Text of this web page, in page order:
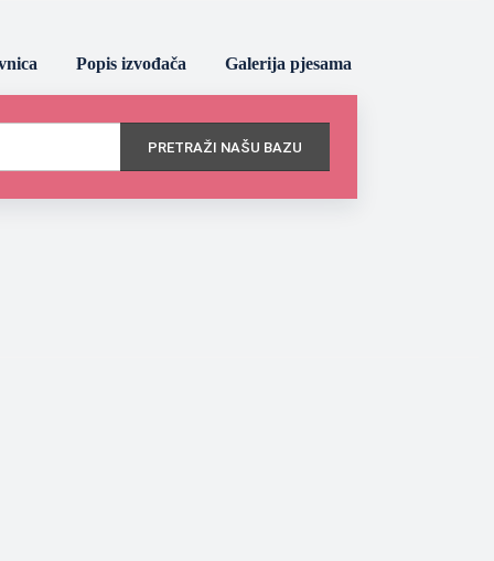
Popis izvođača Galerija pjesama
PRETRAŽI NAŠU BAZU